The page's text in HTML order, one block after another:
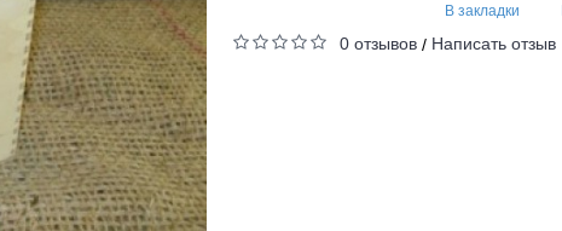
В закладки
0 отзывов / Написать отзыв